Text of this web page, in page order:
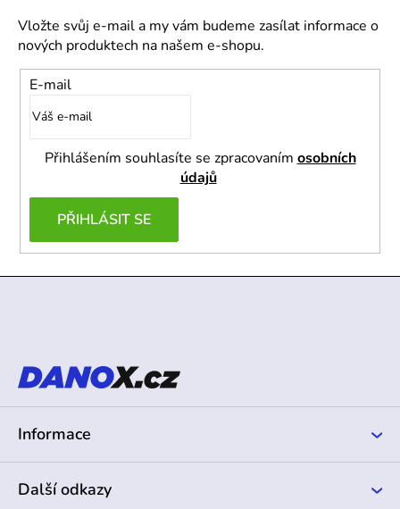
Vložte svůj e-mail a my vám budeme zasílat informace o
nových produktech na našem e-shopu.
E-mail
Přihlášením souhlasíte se zpracovaním osobních
údajů
PŘIHLÁSIT SE
t
Informace
Další odkazy